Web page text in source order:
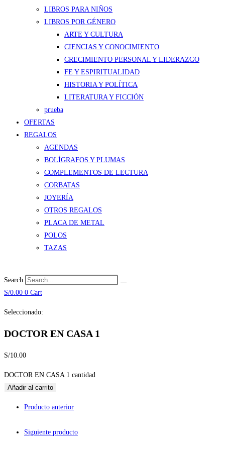
LIBROS PARA NIÑOS
LIBROS POR GÉNERO
ARTE Y CULTURA
CIENCIAS Y CONOCIMIENTO
CRECIMIENTO PERSONAL Y LIDERAZGO
FE Y ESPIRITUALIDAD
HISTORIA Y POLÍTICA
LITERATURA Y FICCIÓN
prueba
OFERTAS
REGALOS
AGENDAS
BOLÍGRAFOS Y PLUMAS
COMPLEMENTOS DE LECTURA
CORBATAS
JOYERÍA
OTROS REGALOS
PLACA DE METAL
POLOS
TAZAS
Search
S/0.00 0 Cart
Seleccionado:
DOCTOR EN CASA 1
S/10.00
DOCTOR EN CASA 1 cantidad
Añadir al carrito
Producto anterior
Siguiente producto